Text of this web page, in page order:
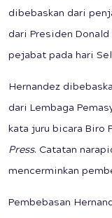
dibebaskan dari
dari Presiden
pejabat pada hari
Hernandez
dari Lembaga
kata juru bicara Biro
Press. Catatan
mencerminkan
Pembebasan